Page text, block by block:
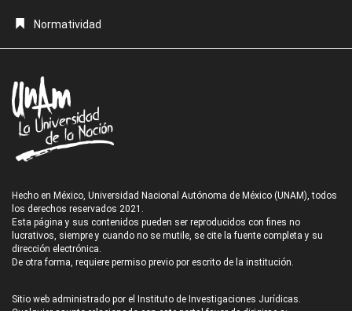
Normatividad
Hecho en México, Universidad Nacional Autónoma de México (UNAM), todos
los derechos reservados 2021.
Esta página y sus contenidos pueden ser reproducidos con fines no
lucrativos, siempre y cuando no se mutile, se cite la fuente completa y su
dirección electrónica.
De otra forma, requiere permiso previo por escrito de la institución.
Sitio web administrado por el Instituto de Investigaciones Jurídicas.